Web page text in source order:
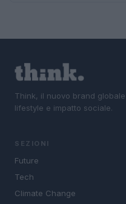
Think, il nuovo brand
lifestyle e impatto sociale.
SEZIONI
Future
Tech
Climate Change